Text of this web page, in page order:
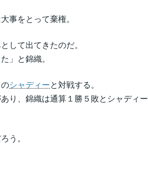
事をとって棄権。
して出てきたのだ。
」と錦織。
シャディーと対戦する。
り、錦織は通算１勝５敗とシャディー
う。